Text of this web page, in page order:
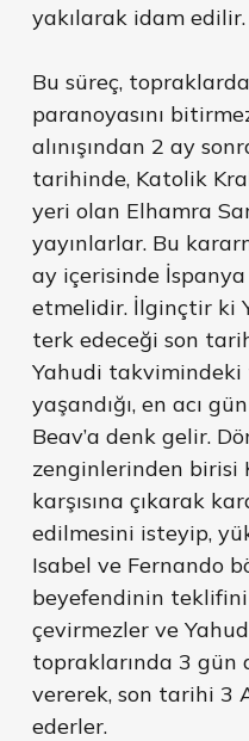
yakılarak idam edilir.
Bu süreç,
paranoyasını
alınışından 2 ay
tarihinde, Katolik
yeri olan Elhamra
yayınlarlar. Bu
ay içerisinde
etmelidir. İlginçtir ki
terk edeceği son
Yahudi
yaşandığı, en acı
Beav’a denk gelir.
zenginlerinden birisi
karşısına çıkarak
edilmesini isteyip,
Isabel ve Fernando
beyefendinin
çevirmezler ve
topraklarında 3 gün
vererek, son tarihi 3
ederler.